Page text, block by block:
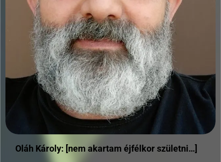
Oláh Károly: [nem akartam éjfélkor születni…]